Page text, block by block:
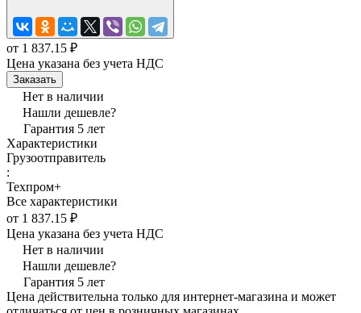
от 1 837.15 ₽
Цена указана без учета НДС
Заказать
Нет в наличии
Нашли дешевле?
Гарантия 5 лет
Характеристики
Грузоотправитель
:
Техпром+
Все характеристики
от 1 837.15 ₽
Цена указана без учета НДС
Нет в наличии
Нашли дешевле?
Гарантия 5 лет
Цена действительна только для интернет-магазина и может